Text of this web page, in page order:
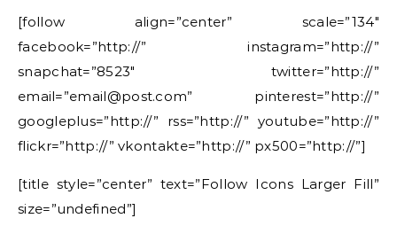
[follow align=”center” scale=”134″
facebook=”http://” instagram=”http://”
snapchat=”8523″ twitter=”http://”
email=”email@post.com” pinterest=”http://”
googleplus=”http://” rss=”http://” youtube=”http://”
flickr=”http://” vkontakte=”http://” px500=”http://”]
[title style=”center” text=”Follow Icons Larger Fill”
size=”undefined”]